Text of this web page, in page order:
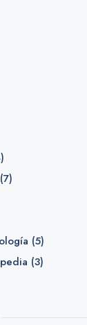
(7)
(5)
(3)